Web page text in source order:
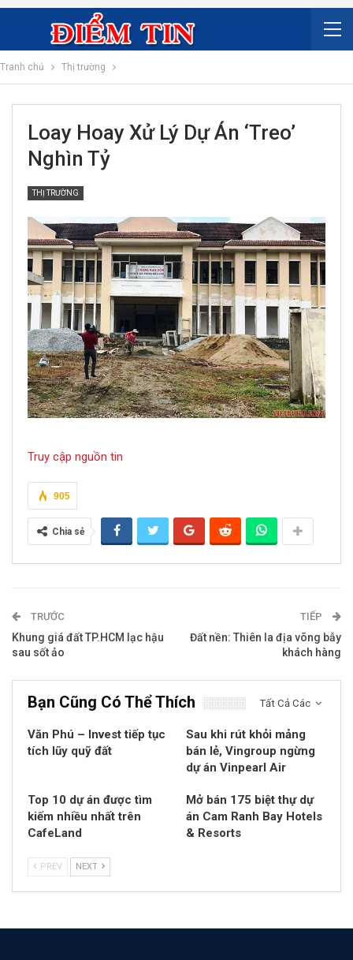
Tranh chủ Thị trường
Loay Hoay Xử Lý Dự Án ‘treo’
Nghìn Tỷ
THỊ TRƯỜNG
Truy cập nguồn tin
905
Chia sẻ
TRƯỚC
Khung giá đất TP.HCM lạc hậu
sau sốt ảo
TIẾP
Đất nền: Thiên la địa võng bẫy
khách hàng
Tất Cả Các
Bạn Cũng Có Thể Thích
Văn Phú – Invest tiếp tục
tích lũy quỹ đất
Sau khi rút khỏi mảng
bán lẻ, Vingroup ngừng
dự án Vinpearl Air
Top 10 dự án được tìm
kiếm nhiều nhất trên
CafeLand
Mở bán 175 biệt thự dự
án Cam Ranh Bay Hotels
& Resorts
PREV NEXT